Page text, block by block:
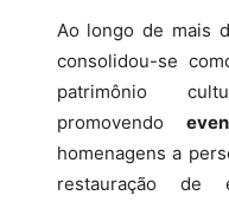
Ao longo de mais
consolidou-se
patrimônio
promovendo
homenagens a
restauração de